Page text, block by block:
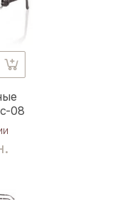
08